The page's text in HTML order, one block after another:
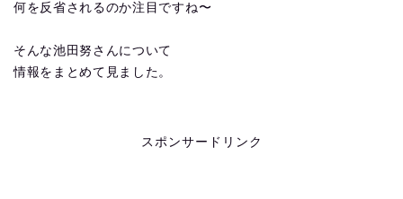
何を反省されるのか注目ですね〜
そんな池田努さんについて
情報をまとめて見ました。
スポンサードリンク